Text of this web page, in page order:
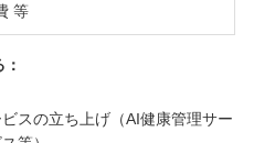
等
スの立ち上げ（AI健康管理サー